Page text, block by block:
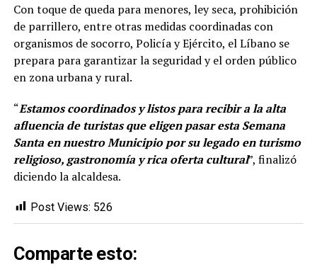
Con toque de queda para menores, ley seca, prohibición
de parrillero, entre otras medidas coordinadas con
organismos de socorro, Policía y Ejército, el Líbano se
prepara para garantizar la seguridad y el orden público
en zona urbana y rural.
“Estamos coordinados y listos para recibir a la alta
afluencia de turistas que eligen pasar esta Semana
Santa en nuestro Municipio por su legado en turismo
religioso, gastronomía y rica oferta cultural”, finalizó
diciendo la alcaldesa.
Post Views: 526
Comparte esto: